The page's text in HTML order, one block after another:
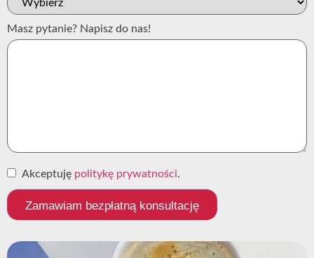
Masz pytanie? Napisz do nas!
Akceptuję politykę prywatności.
Zamawiam bezpłatną konsultację